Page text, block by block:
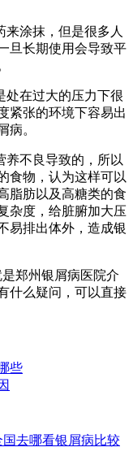
来涂抹，但是很多人
旦长期使用会导致平
处在过大的压力下很
紧张的环境下容易出
病。
养不良导致的，所以
食物，认为这样可以
脂肪以及高糖类的食
杂度，给脏腑加大压
易排出体外，造成银
是郑州银屑病医院介
什么疑问，可以直接
些
去哪看银屑病比较